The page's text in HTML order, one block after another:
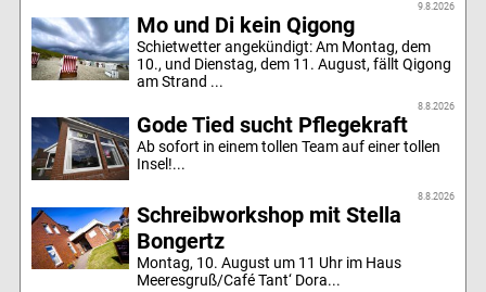
9.8.2026
Mo und Di kein Qigong
Schietwetter angekündigt: Am Montag, dem
10., und Dienstag, dem 11. August, fällt Qigong
am Strand ...
8.8.2026
Gode Tied sucht Pflegekraft
Ab sofort in einem tollen Team auf einer tollen
Insel!...
8.8.2026
Schreibworkshop mit Stella
Bongertz
Montag, 10. August um 11 Uhr im Haus
Meeresgruß/Café Tant‘ Dora...